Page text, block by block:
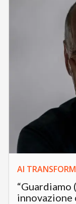
AI
“Guardiamo
innovazione